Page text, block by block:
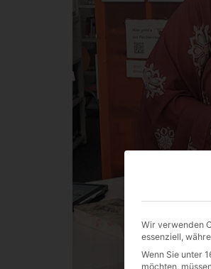
Wir verwenden
essenziell,
Wenn Sie unter
möchten,